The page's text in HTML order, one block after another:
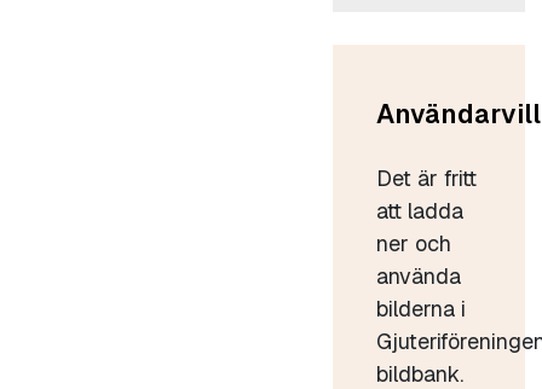
Det är fritt
att ladda
ner och
använda
bilderna i
bildbank.